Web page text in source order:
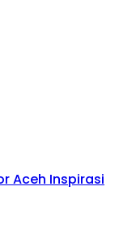
Aceh Inspirasi